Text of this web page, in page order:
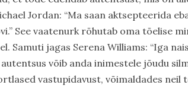
Jordan: “Ma saan aktsepteerida
See vaatenurk rõhutab oma tõelise
Samuti jagas Serena Williams: “Iga
autentsus võib anda inimestele jõudu
vastupidavust, võimaldades neil